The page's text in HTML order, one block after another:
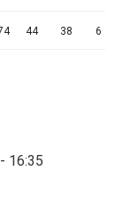
44 38 6
16:35